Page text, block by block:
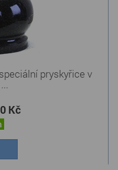
pryskyřice v
Kč